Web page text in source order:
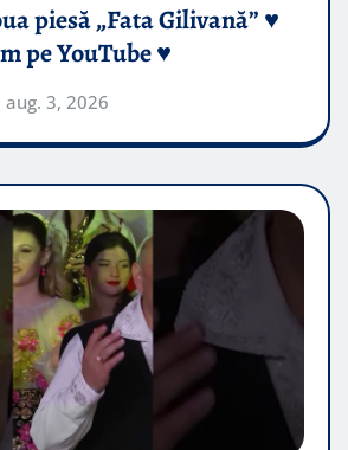
piesă „Fata Gilivană” ♥️
pe YouTube ♥️
aug. 3, 2026